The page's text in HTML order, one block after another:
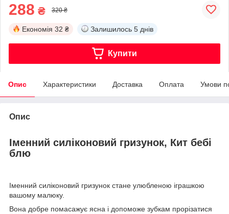
288 ₴ 320 ₴
Економія 32 ₴ Залишилось 5 днів
Купити
Опис Характеристики Доставка Оплата Умови
Опис
Іменний силіконовий гризунок, Кит бебі
блю
Іменний силіконовий гризунок стане улюбленою іграшкою
вашому малюку.
Вона добре помасажує ясна і допоможе зубкам прорізатися